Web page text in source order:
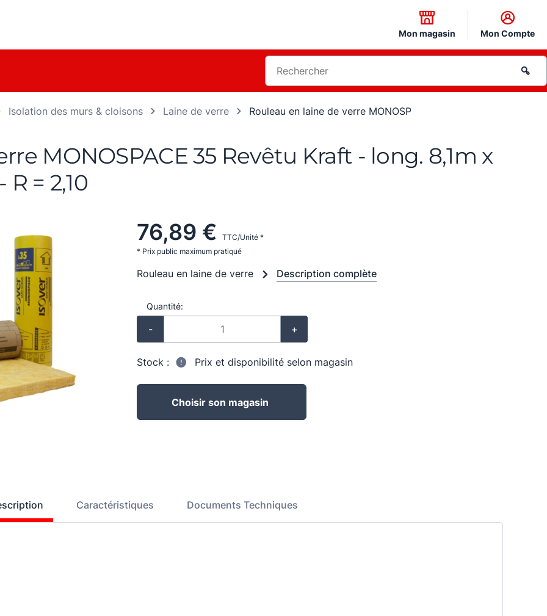
Mon magasin Mon Compte
Isolation des murs & cloisons Laine de verre Rouleau en laine de verre MONOSP
MONOSPACE 35 Revêtu Kraft - long. 8,1m x
= 2,10
76,89 €
TTC/Unité *
* Prix public maximum pratiqué
Rouleau en laine de verre Description complète
Quantité:
- +
Stock : Prix et disponibilité selon magasin
Choisir son magasin
Caractéristiques Documents Techniques